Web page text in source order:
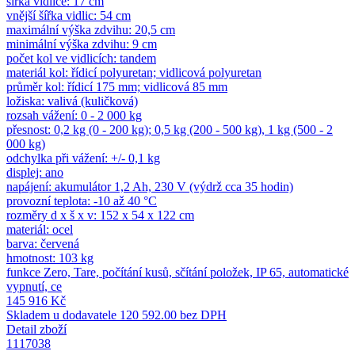
vnější šířka vidlic: 54 cm
maximální výška zdvihu: 20,5 cm
minimální výška zdvihu: 9 cm
počet kol ve vidlicích: tandem
materiál kol: řídicí polyuretan; vidlicová polyuretan
průměr kol: řídicí 175 mm; vidlicová 85 mm
ložiska: valivá (kuličková)
rozsah vážení: 0 - 2 000 kg
přesnost: 0,2 kg (0 - 200 kg); 0,5 kg (200 - 500 kg), 1 kg (500 - 2
000 kg)
odchylka při vážení: +/- 0,1 kg
displej: ano
napájení: akumulátor 1,2 Ah, 230 V (výdrž cca 35 hodin)
provozní teplota: -10 až 40 °C
rozměry d x š x v: 152 x 54 x 122 cm
materiál: ocel
barva: červená
hmotnost: 103 kg
funkce Zero, Tare, počítání kusů, sčítání položek, IP 65, automatické
vypnutí, ce
145 916 Kč
Skladem u dodavatele 120 592.00 bez DPH
Detail zboží
1117038